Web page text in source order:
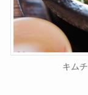
キム